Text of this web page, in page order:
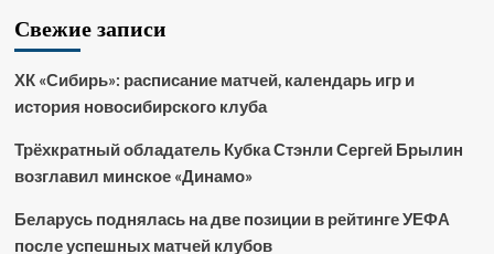
Свежие записи
ХК «Сибирь»: расписание матчей, календарь игр и
история новосибирского клуба
Трёхкратный обладатель Кубка Стэнли Сергей Брылин
возглавил минское «Динамо»
Беларусь поднялась на две позиции в рейтинге УЕФА
после успешных матчей клубов